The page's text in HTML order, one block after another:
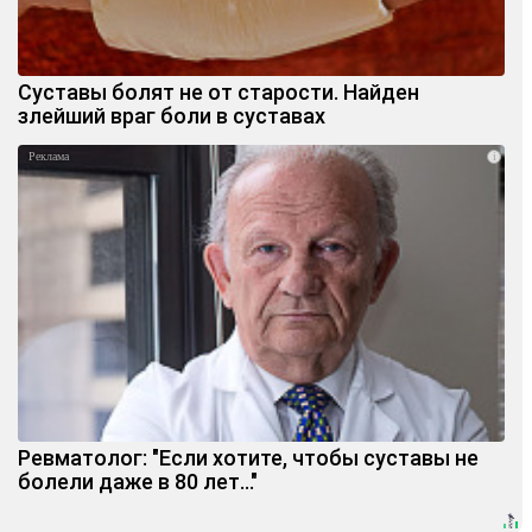
Суставы болят не от старости. Найден
злейший враг боли в суставах
i
Ревматолог: "Если хотите, чтобы суставы не
болели даже в 80 лет..."